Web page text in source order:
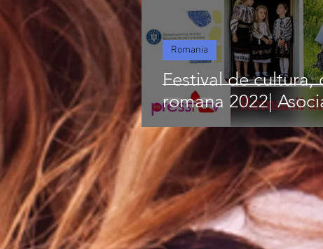
Festival de cultura,
romana 2022|
Romania